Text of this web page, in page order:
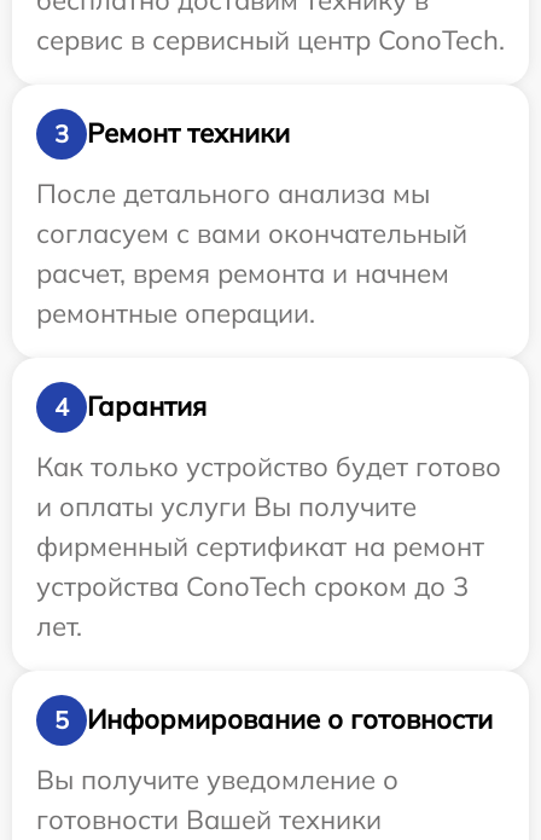
сервис в сервисный центр ConoTech.
3
Ремонт техники
После детального анализа мы
согласуем с вами окончательный
расчет, время ремонта и начнем
ремонтные операции.
4
Гарантия
Как только устройство будет готово
и оплаты услуги Вы получите
фирменный сертификат на ремонт
устройства ConoTech сроком до 3
лет.
5
Информирование о готовности
Вы получите уведомление о
готовности Вашей техники